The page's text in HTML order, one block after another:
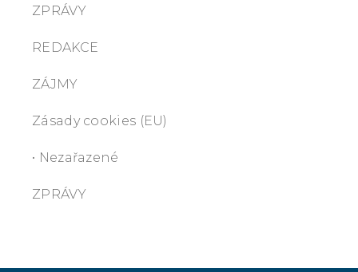
ZPRÁVY
REDAKCE
ZÁJMY
Zásady cookies (EU)
• Nezařazené
ZPRÁVY